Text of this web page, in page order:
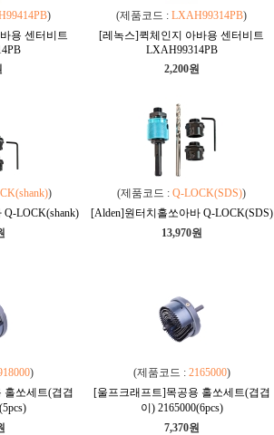
)
용 센터비트
(제품코드 : LXAH99314PB)
[레녹스]퀵체인지 아바용 센터비트
LXAH99314PB
2,200원
)
LOCK(shank)
(제품코드 : Q-LOCK(SDS))
[Alden]원터치홀쏘아바 Q-LOCK(SDS)
13,970원
)
홀쏘세트(겹겹
(제품코드 : 2165000)
[울프크래프트]목공용 홀쏘세트(겹겹
이) 2165000(6pcs)
7,370원